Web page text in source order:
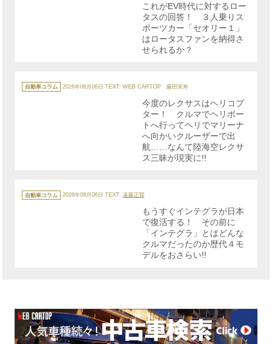
これがEV時代に対するロー
タスの回答！ ３人乗りス
ポーツカー「セオリー１」
はロータスファンを納得さ
せられるか？
カ
テ
ゴ
自動車コラム 2026年08月06日 TEXT: WEB CARTOP 藤田実寿
今度のレクサスはヘリコプ
ター！ クルマでヘリポー
トへ行ってヘリでマリーナ
へ向かいクルーザーで出
航……なんて陸海空レクサ
ス三昧が現実に!!
テ
ゴ
自動車コラム 2026年08月06日 TEXT: 遠藤正賢
もうすぐインテグラが日本
で復活する！ その前に
「インテグラ」とはどんな
クルマだったのか歴代４モ
デルをおさらい!!